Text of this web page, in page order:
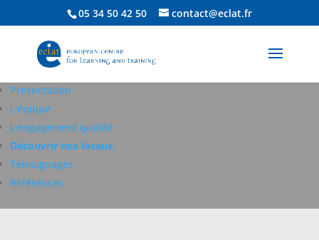
05 34 50 42 50 contact@eclat.fr
Présentation
L’équipe
L’engagement qualité
Découvrir nos locaux
Témoignages
Références